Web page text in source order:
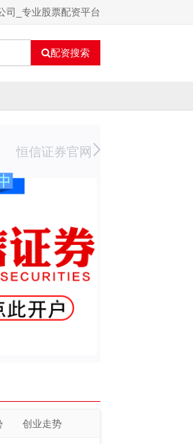
司_专业股票配资平台
配资搜索
恒信证券官网
创业走势